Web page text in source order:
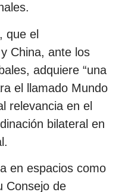
que el
China, ante los
adquiere “una
el llamado Mundo
relevancia en el
bilateral en
en espacios como
Consejo de